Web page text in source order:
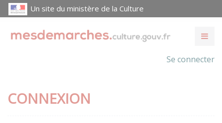
Un site du ministère de la Culture
Se connecter
CONNEXION